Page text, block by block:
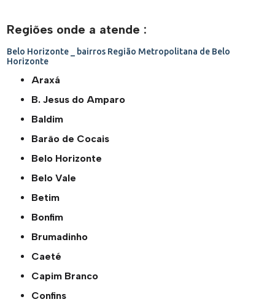
Regiões onde a atende :
Belo Horizonte _ bairros Região Metropolitana de Belo
Horizonte
Araxá
B. Jesus do Amparo
Baldim
Barão de Cocais
Belo Horizonte
Belo Vale
Betim
Bonfim
Brumadinho
Caeté
Capim Branco
Confins